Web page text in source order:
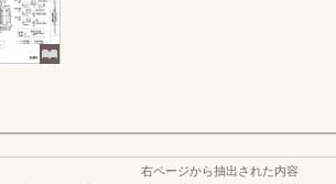
右ページから抽出された内容